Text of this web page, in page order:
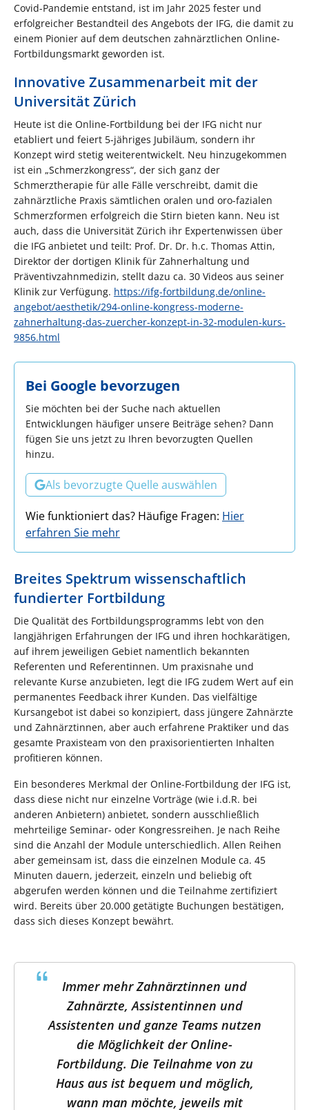
Covid-Pandemie entstand, ist im Jahr 2025 fester und
erfolgreicher Bestandteil des Angebots der IFG, die damit zu
einem Pionier auf dem deutschen zahnärztlichen Online-
Fortbildungsmarkt geworden ist.
Innovative Zusammenarbeit mit der
Universität Zürich
Heute ist die Online-Fortbildung bei der IFG nicht nur
etabliert und feiert 5-jähriges Jubiläum, sondern ihr
Konzept wird stetig weiterentwickelt. Neu hinzugekommen
ist ein „Schmerzkongress“, der sich ganz der
Schmerztherapie für alle Fälle verschreibt, damit die
zahnärztliche Praxis sämtlichen oralen und oro-fazialen
Schmerzformen erfolgreich die Stirn bieten kann. Neu ist
auch, dass die Universität Zürich ihr Expertenwissen über
die IFG anbietet und teilt: Prof. Dr. Dr. h.c. Thomas Attin,
Direktor der dortigen Klinik für Zahnerhaltung und
Präventivzahnmedizin, stellt dazu ca. 30 Videos aus seiner
Klinik zur Verfügung. https://ifg-fortbildung.de/online-
angebot/aesthetik/294-online-kongress-moderne-
zahnerhaltung-das-zuercher-konzept-in-32-modulen-kurs-
9856.html
Bei Google bevorzugen
Sie möchten bei der Suche nach aktuellen
Entwicklungen häufiger unsere Beiträge sehen? Dann
fügen Sie uns jetzt zu Ihren bevorzugten Quellen
hinzu.
Als bevorzugte Quelle auswählen
Wie funktioniert das? Häufige Fragen: Hier
erfahren Sie mehr
Breites Spektrum wissenschaftlich
fundierter Fortbildung
Die Qualität des Fortbildungsprogramms lebt von den
langjährigen Erfahrungen der IFG und ihren hochkarätigen,
auf ihrem jeweiligen Gebiet namentlich bekannten
Referenten und Referentinnen. Um praxisnahe und
relevante Kurse anzubieten, legt die IFG zudem Wert auf ein
permanentes Feedback ihrer Kunden. Das vielfältige
Kursangebot ist dabei so konzipiert, dass jüngere Zahnärzte
und Zahnärztinnen, aber auch erfahrene Praktiker und das
gesamte Praxisteam von den praxisorientierten Inhalten
profitieren können.
Ein besonderes Merkmal der Online-Fortbildung der IFG ist,
dass diese nicht nur einzelne Vorträge (wie i.d.R. bei
anderen Anbietern) anbietet, sondern ausschließlich
mehrteilige Seminar- oder Kongressreihen. Je nach Reihe
sind die Anzahl der Module unterschiedlich. Allen Reihen
aber gemeinsam ist, dass die einzelnen Module ca. 45
Minuten dauern, jederzeit, einzeln und beliebig oft
abgerufen werden können und die Teilnahme zertifiziert
wird. Bereits über 20.000 getätigte Buchungen bestätigen,
dass sich dieses Konzept bewährt.
Immer mehr Zahnärztinnen und
Zahnärzte, Assistentinnen und
Assistenten und ganze Teams nutzen
die Möglichkeit der Online-
Fortbildung. Die Teilnahme von zu
Haus aus ist bequem und möglich,
wann man möchte, jeweils mit